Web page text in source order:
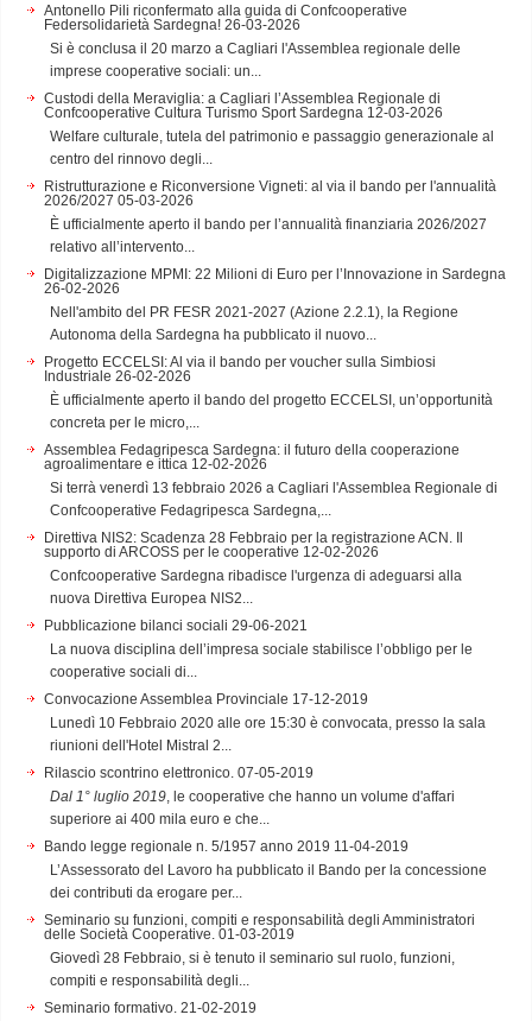
Antonello Pili riconfermato alla guida di Confcooperative
Federsolidarietà Sardegna! 26-03-2026
Si è conclusa il 20 marzo a Cagliari l'Assemblea regionale delle
imprese cooperative sociali: un...
Custodi della Meraviglia: a Cagliari l’Assemblea Regionale di
Confcooperative Cultura Turismo Sport Sardegna 12-03-2026
Welfare culturale, tutela del patrimonio e passaggio generazionale al
centro del rinnovo degli...
Ristrutturazione e Riconversione Vigneti: al via il bando per l'annualità
2026/2027 05-03-2026
È ufficialmente aperto il bando per l’annualità finanziaria 2026/2027
relativo all’intervento...
Digitalizzazione MPMI: 22 Milioni di Euro per l’Innovazione in Sardegna
26-02-2026
Nell'ambito del PR FESR 2021-2027 (Azione 2.2.1), la Regione
Autonoma della Sardegna ha pubblicato il nuovo...
Progetto ECCELSI: Al via il bando per voucher sulla Simbiosi
Industriale 26-02-2026
È ufficialmente aperto il bando del progetto ECCELSI, un’opportunità
concreta per le micro,...
Assemblea Fedagripesca Sardegna: il futuro della cooperazione
agroalimentare e ittica 12-02-2026
Si terrà venerdì 13 febbraio 2026 a Cagliari l'Assemblea Regionale di
Confcooperative Fedagripesca Sardegna,...
Direttiva NIS2: Scadenza 28 Febbraio per la registrazione ACN. Il
supporto di ARCOSS per le cooperative 12-02-2026
Confcooperative Sardegna ribadisce l'urgenza di adeguarsi alla
nuova Direttiva Europea NIS2...
Pubblicazione bilanci sociali 29-06-2021
La nuova disciplina dell’impresa sociale stabilisce l’obbligo per le
cooperative sociali di...
Convocazione Assemblea Provinciale 17-12-2019
Lunedì 10 Febbraio 2020 alle ore 15:30 è convocata, presso la sala
riunioni dell'Hotel Mistral 2...
Rilascio scontrino elettronico. 07-05-2019
Dal 1° luglio 2019 , le cooperative che hanno un volume d'affari
superiore ai 400 mila euro e che...
Bando legge regionale n. 5/1957 anno 2019 11-04-2019
L’Assessorato del Lavoro ha pubblicato il Bando per la concessione
dei contributi da erogare per...
Seminario su funzioni, compiti e responsabilità degli Amministratori
delle Società Cooperative. 01-03-2019
Giovedì 28 Febbraio, si è tenuto il seminario sul ruolo, funzioni,
compiti e responsabilità degli...
Seminario formativo. 21-02-2019